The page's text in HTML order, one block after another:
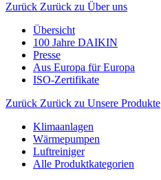
Zurück Zurück zu Über uns
Übersicht
100 Jahre DAIKIN
Presse
Aus Europa für Europa
ISO-Zertifikate
Zurück Zurück zu Unsere Produkte
Klimaanlagen
Wärmepumpen
Luftreiniger
Alle Produktkategorien